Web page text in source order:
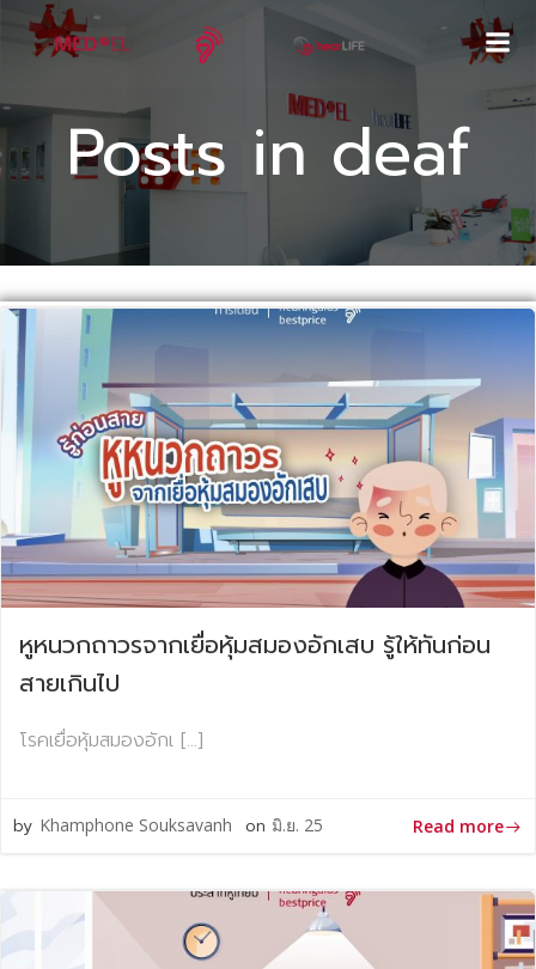
Posts in deaf
หูหนวกถาวรจากเยื่อหุ้มสมองอักเสบ รู้ให้ทันก่อน
สายเกินไป
โรคเยื่อหุ้มสมองอักเ […]
by Khamphone Souksavanh on มิ.ย. 25 Read more